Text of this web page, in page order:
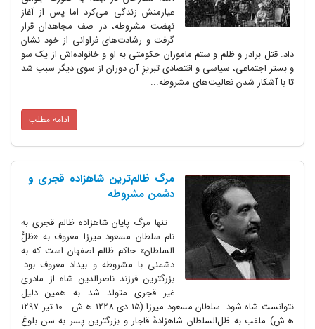
عیارمنش زندگی می‌‌کرد اما پس از آغاز
نهضت مشروطه، در صف مجاهدان قرار
گرفت و رشادت‌های فراوانی از خود نشان
داد. قتل برادر و ظلم و ستم ماموران حکومتی به او و خانواده‌اش از یک سو
و بستر اجتماعی، سیاسی و اقتصادی تبریزِ آن دوران از سوی دیگر سبب شد
تا با آشکار شدن فعالیت‌های مشروطه‌...
ادامه مطلب
مرگ ظالم‌ترین شاهزاده قجری و
دشمن مشروطه
تنها مرگ پایان شاهزاده ظالم قجری به
نام سلطان مسعود میرزا معروف به «ظلُّ
السلطان» حاکم ظالم اصفهان است که به
دشمنی با مشروطه و بیداد معروف بود.
بزرگترین فرزند ناصرالدین شاه از مادری
غیر قجری متولد شد به همین دلیل
نتوانست شاه شود. سلطان مسعود میرزا (15 دی 1228 ه‍.ش - 10 تیر 1297
ه‍.ش) ملقب به ظل‌السلطان شاهزادهٔ قاجار و بزرگترین پسر به سن بلوغ